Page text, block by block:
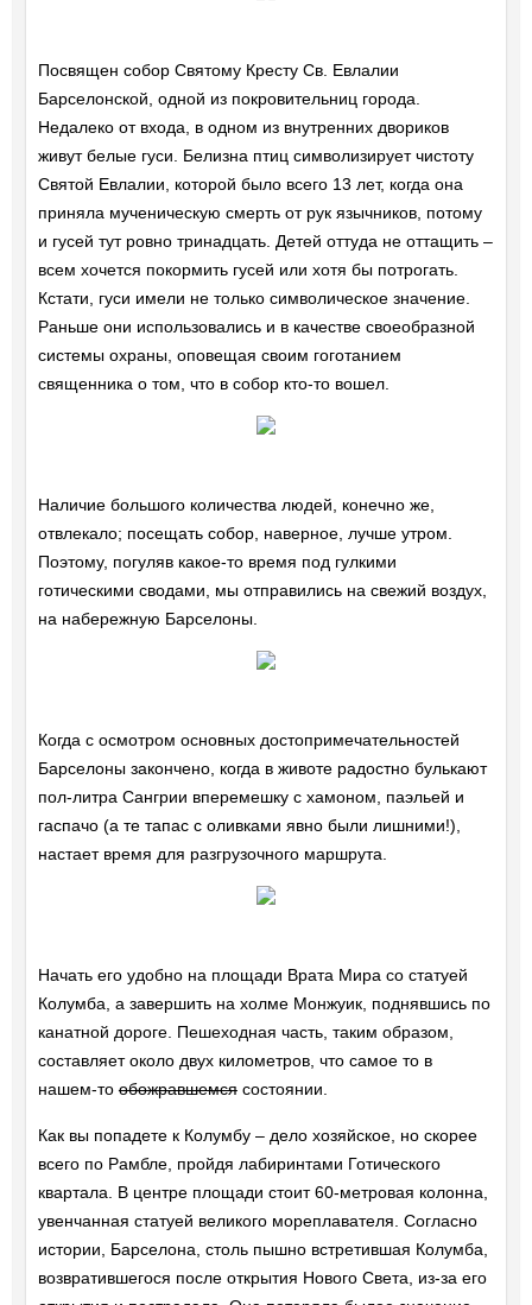
Посвящен собор Святому Кресту Св. Евлалии
Барселонской, одной из покровительниц города.
Недалеко от входа, в одном из внутренних двориков
живут белые гуси. Белизна птиц символизирует чистоту
Святой Евлалии, которой было всего 13 лет, когда она
приняла мученическую смерть от рук язычников, потому
и гусей тут ровно тринадцать. Детей оттуда не оттащить –
всем хочется покормить гусей или хотя бы потрогать.
Кстати, гуси имели не только символическое значение.
Раньше они использовались и в качестве своеобразной
системы охраны, оповещая своим гоготанием
священника о том, что в собор кто-то вошел.
Наличие большого количества людей, конечно же,
отвлекало; посещать собор, наверное, лучше утром.
Поэтому, погуляв какое-то время под гулкими
готическими сводами, мы отправились на свежий воздух,
на набережную Барселоны.
Когда с осмотром основных достопримечательностей
Барселоны закончено, когда в животе радостно булькают
пол-литра Сангрии вперемешку с хамоном, паэльей и
гаспачо (а те тапас с оливками явно были лишними!),
настает время для разгрузочного маршрута.
Начать его удобно на площади Врата Мира со статуей
Колумба, а завершить на холме Монжуик, поднявшись по
канатной дороге. Пешеходная часть, таким образом,
составляет около двух километров, что самое то в
нашем-то обожравшемсясостоянии.
Как вы попадете к Колумбу – дело хозяйское, но скорее
всего по Рамбле, пройдя лабиринтами Готического
квартала. В центре площади стоит 60-метровая колонна,
увенчанная статуей великого мореплавателя. Согласно
истории, Барселона, столь пышно встретившая Колумба,
возвратившегося после открытия Нового Света, из-за его